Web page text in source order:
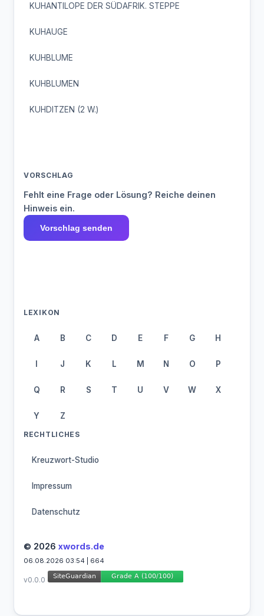
KUHANTILOPE DER SÜDAFRIK. STEPPE
KUHAUGE
KUHBLUME
KUHBLUMEN
KUHDITZEN (2 W.)
VORSCHLAG
Fehlt eine Frage oder Lösung? Reiche deinen
Hinweis ein.
Vorschlag senden
LEXIKON
A B C D E F G H
I J K L M N O P
Q R S T U V W X
Y Z
RECHTLICHES
Kreuzwort-Studio
Impressum
Datenschutz
© 2026 xwords.de
06.08.2026 03:54 | 664
v0.0.0